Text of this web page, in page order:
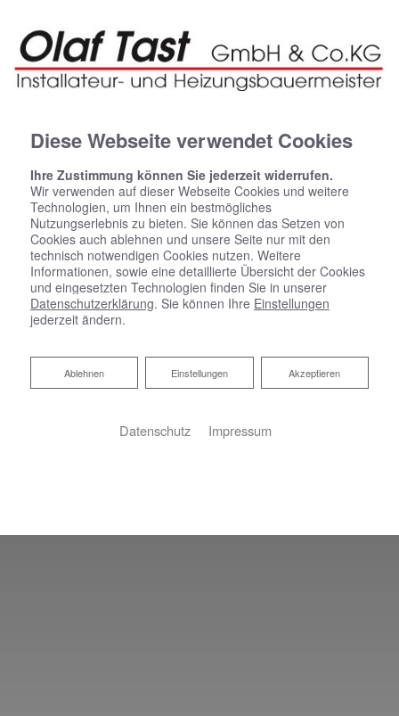
Diese Webseite verwendet Cookies
Ihre Zustimmung können Sie jederzeit widerrufen.
Wir verwenden auf dieser Webseite Cookies und weitere
Technologien, um Ihnen ein bestmögliches
Nutzungserlebnis zu bieten. Sie können das Setzen von
Cookies auch ablehnen und unsere Seite nur mit den
technisch notwendigen Cookies nutzen. Weitere
Informationen, sowie eine detaillierte Übersicht der Cookies
und eingesetzten Technologien finden Sie in unserer
Datenschutzerklärung. Sie können Ihre Einstellungen
jederzeit ändern.
Akzeptieren
Einstellungen
Ablehnen
Ablehnen
Datenschutz Impressum